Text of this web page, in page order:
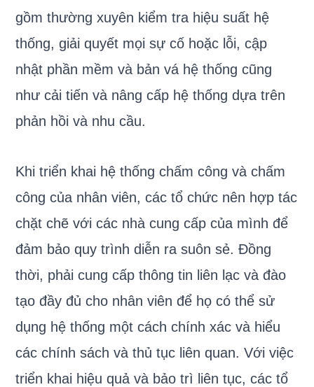
gồm thường xuyên kiểm tra hiệu suất hệ
thống, giải quyết mọi sự cố hoặc lỗi, cập
nhật phần mềm và bản vá hệ thống cũng
như cải tiến và nâng cấp hệ thống dựa trên
phản hồi và nhu cầu.
Khi triển khai hệ thống chấm công và chấm
công của nhân viên, các tổ chức nên hợp tác
chặt chẽ với các nhà cung cấp của mình để
đảm bảo quy trình diễn ra suôn sẻ. Đồng
thời, phải cung cấp thông tin liên lạc và đào
tạo đầy đủ cho nhân viên để họ có thể sử
dụng hệ thống một cách chính xác và hiểu
các chính sách và thủ tục liên quan. Với việc
triển khai hiệu quả và bảo trì liên tục, các tổ